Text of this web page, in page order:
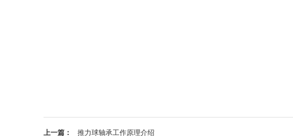
上一篇： 推力球轴承工作原理介绍